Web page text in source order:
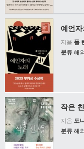
예언자
지음 폴
분류 해
작은
지음 도
분류 해